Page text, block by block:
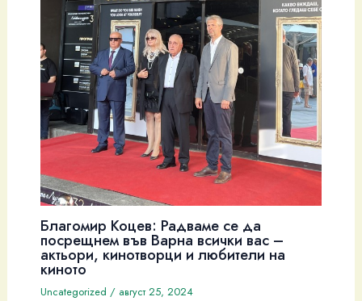
Благомир Коцев: Радваме се да
посрещнем във Варна всички вас –
актьори, кинотворци и любители на
киното
Uncategorized / август 25, 2024